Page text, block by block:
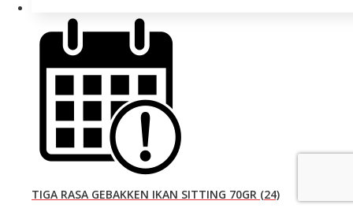
TIGA RASA GEBAKKEN IKAN SITTING 70GR (24)